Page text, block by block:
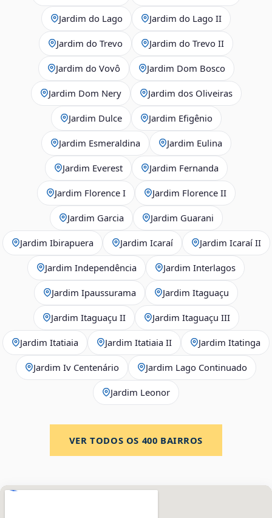
Jardim do Lago Jardim do Lago II
Jardim do Trevo Jardim do Trevo II
Jardim do Vovô Jardim Dom Bosco
Jardim Dom Nery Jardim dos Oliveiras
Jardim Dulce Jardim Efigênio
Jardim Esmeraldina Jardim Eulina
Jardim Everest Jardim Fernanda
Jardim Florence I Jardim Florence II
Jardim Garcia Jardim Guarani
Jardim Ibirapuera Jardim Icaraí Jardim Icaraí II
Jardim Independência Jardim Interlagos
Jardim Ipaussurama Jardim Itaguaçu
Jardim Itaguaçu II Jardim Itaguaçu III
Jardim Itatiaia Jardim Itatiaia II Jardim Itatinga
Jardim Iv Centenário Jardim Lago Continuado
Jardim Leonor
VER TODOS OS 400 BAIRROS